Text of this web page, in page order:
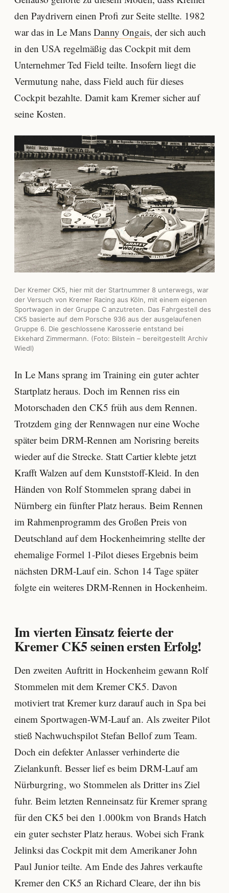
den Paydrivern einen Profi zur Seite stellte. 1982
war das in Le Mans Danny Ongais, der sich auch
in den USA regelmäßig das Cockpit mit dem
Unternehmer Ted Field teilte. Insofern liegt die
Vermutung nahe, dass Field auch für dieses
Cockpit bezahlte. Damit kam Kremer sicher auf
seine Kosten.
Der Kremer CK5, hier mit der Startnummer 8 unterwegs, war
der Versuch von Kremer Racing aus Köln, mit einem eigenen
Sportwagen in der Gruppe C anzutreten. Das Fahrgestell des
CK5 basierte auf dem Porsche 936 aus der ausgelaufenen
Gruppe 6. Die geschlossene Karosserie entstand bei
Ekkehard Zimmermann. (Foto: Bilstein – bereitgestellt Archiv
Wiedl)
In Le Mans sprang im Training ein guter achter
Startplatz heraus. Doch im Rennen riss ein
Motorschaden den CK5 früh aus dem Rennen.
Trotzdem ging der Rennwagen nur eine Woche
später beim DRM-Rennen am Norisring bereits
wieder auf die Strecke. Statt Cartier klebte jetzt
Krafft Walzen auf dem Kunststoff-Kleid. In den
Händen von Rolf Stommelen sprang dabei in
Nürnberg ein fünfter Platz heraus. Beim Rennen
im Rahmenprogramm des Großen Preis von
Deutschland auf dem Hockenheimring stellte der
ehemalige Formel 1-Pilot dieses Ergebnis beim
nächsten DRM-Lauf ein. Schon 14 Tage später
folgte ein weiteres DRM-Rennen in Hockenheim.
Im vierten Einsatz feierte der
Kremer CK5 seinen ersten Erfolg!
Den zweiten Auftritt in Hockenheim gewann Rolf
Stommelen mit dem Kremer CK5. Davon
motiviert trat Kremer kurz darauf auch in Spa bei
einem Sportwagen-WM-Lauf an. Als zweiter Pilot
stieß Nachwuchspilot Stefan Bellof zum Team.
Doch ein defekter Anlasser verhinderte die
Zielankunft. Besser lief es beim DRM-Lauf am
Nürburgring, wo Stommelen als Dritter ins Ziel
fuhr. Beim letzten Renneinsatz für Kremer sprang
für den CK5 bei den 1.000km von Brands Hatch
ein guter sechster Platz heraus. Wobei sich Frank
Jelinksi das Cockpit mit dem Amerikaner John
Paul Junior teilte. Am Ende des Jahres verkaufte
Kremer den CK5 an Richard Cleare, der ihn bis